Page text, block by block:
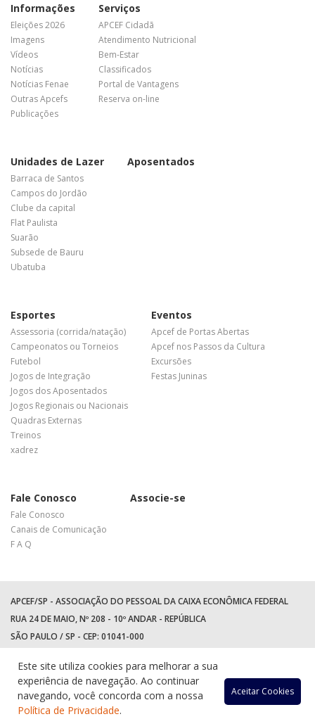
Informações
Eleições 2026
Imagens
Vídeos
Notícias
Notícias Fenae
Outras Apcefs
Publicações
Serviços
APCEF Cidadã
Atendimento Nutricional
Bem-Estar
Classificados
Portal de Vantagens
Reserva on-line
Unidades de Lazer
Barraca de Santos
Campos do Jordão
Clube da capital
Flat Paulista
Suarão
Subsede de Bauru
Ubatuba
Aposentados
Esportes
Assessoria (corrida/natação)
Campeonatos ou Torneios
Futebol
Jogos de Integração
Jogos dos Aposentados
Jogos Regionais ou Nacionais
Quadras Externas
Treinos
xadrez
Eventos
Apcef de Portas Abertas
Apcef nos Passos da Cultura
Excursões
Festas Juninas
Fale Conosco
Fale Conosco
Canais de Comunicação
F A Q
Associe-se
APCEF/SP - ASSOCIAÇÃO DO PESSOAL DA CAIXA ECONÔMICA FEDERAL
RUA 24 DE MAIO, Nº 208 - 10º ANDAR - REPÚBLICA
SÃO PAULO / SP - CEP: 01041-000
WhatsApp: (11) 94597-5758
Acessar
Acessar
Este site utiliza cookies para melhorar a sua
experiência de navegação. Ao continuar
navegando, você concorda com a nossa
Política de Privacidade.
Aceitar Cookies